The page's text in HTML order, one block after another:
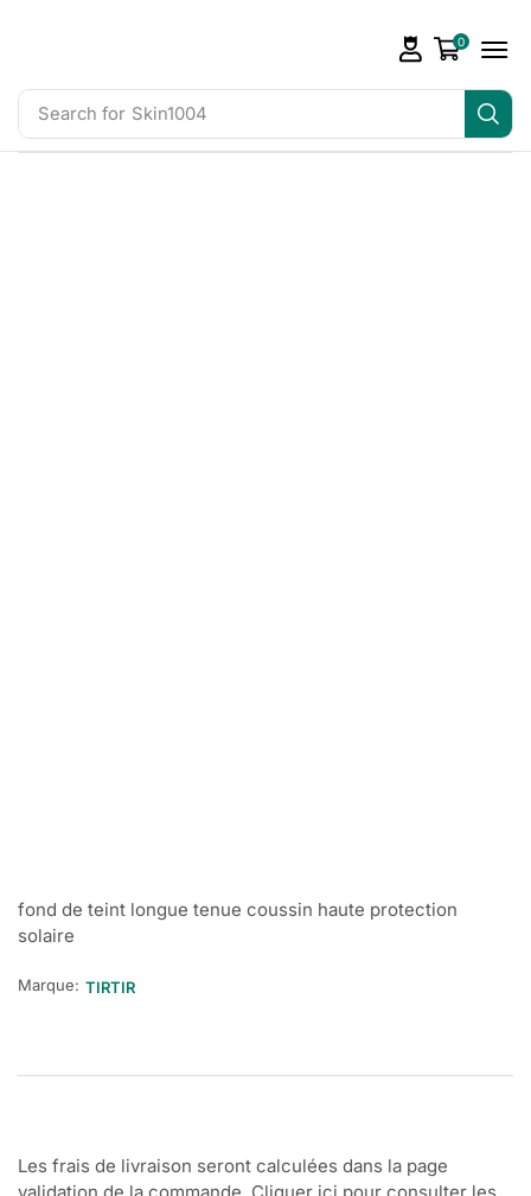
Search for Skin1004
0
fond de teint longue tenue coussin haute protection
solaire
Marque: TIRTIR
Les frais de livraison seront calculées dans la page